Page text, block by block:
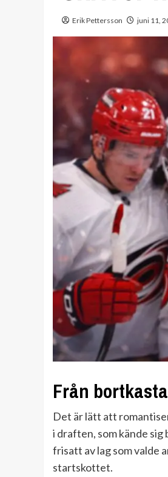
Erik Pettersson juni 11,
Från
Det är lätt att
i draften, som kände
frisatt av lag som valde
startskottet.